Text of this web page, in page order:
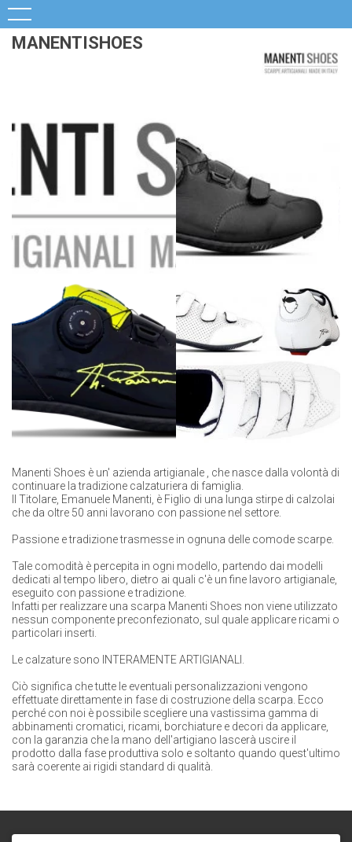
MANENTISHOES
Manenti Shoes è un' azienda artigianale
, che nasce dalla volontà di
continuare la tradizione calzaturiera di famiglia.
Il Titolare, Emanuele Manenti, è Figlio di una lunga stirpe di calzolai
che da oltre 50 anni lavorano con passione nel settore.
Passione e tradizione trasmesse in ognuna delle comode scarpe.
Tale comodità è percepita in ogni modello, partendo dai modelli
dedicati al tempo libero, dietro ai quali c'è un fine lavoro artigianale,
eseguito con passione e tradizione.
Infatti per realizzare una scarpa Manenti Shoes non viene utilizzato
nessun componente preconfezionato, sul quale applicare ricami o
particolari inserti.
Le calzature sono INTERAMENTE ARTIGIANALI.
Ciò significa che tutte le eventuali personalizzazioni vengono
effettuate direttamente in fase di costruzione della scarpa. Ecco
perché con noi è possibile scegliere una vastissima gamma di
abbinamenti cromatici, ricami, borchiature e decori da applicare,
con la garanzia che la mano dell'artigiano lascerà uscire il
prodotto dalla fase produttiva solo e soltanto quando quest'ultimo
sarà coerente ai rigidi standard di qualità.